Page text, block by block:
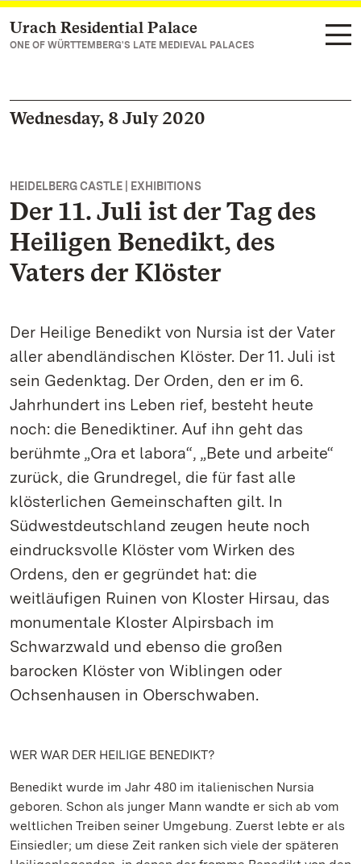
Navigate to main page
Urach Residential Palace
ONE OF WÜRTTEMBERG'S LATE MEDIEVAL PALACES
Wednesday, 8 July 2020
HEIDELBERG CASTLE | EXHIBITIONS
Der 11. Juli ist der Tag des
Heiligen Benedikt, des
Vaters der Klöster
Der Heilige Benedikt von Nursia ist der Vater
aller abendländischen Klöster. Der 11. Juli ist
sein Gedenktag. Der Orden, den er im 6.
Jahrhundert ins Leben rief, besteht heute
noch: die Benediktiner. Auf ihn geht das
berühmte „Ora et labora“, „Bete und arbeite“
zurück, die Grundregel, die für fast alle
klösterlichen Gemeinschaften gilt. In
Südwestdeutschland zeugen heute noch
eindrucksvolle Klöster vom Wirken des
Ordens, den er gegründet hat: die
weitläufigen Ruinen von Kloster Hirsau, das
monumentale Kloster Alpirsbach im
Schwarzwald und ebenso die großen
barocken Klöster von Wiblingen oder
Ochsenhausen in Oberschwaben.
WER WAR DER HEILIGE BENEDIKT?
Benedikt wurde im Jahr 480 im italienischen Nursia
geboren. Schon als junger Mann wandte er sich ab vom
weltlichen Treiben seiner Umgebung. Zuerst lebte er als
Einsiedler; um diese Zeit ranken sich viele der späteren